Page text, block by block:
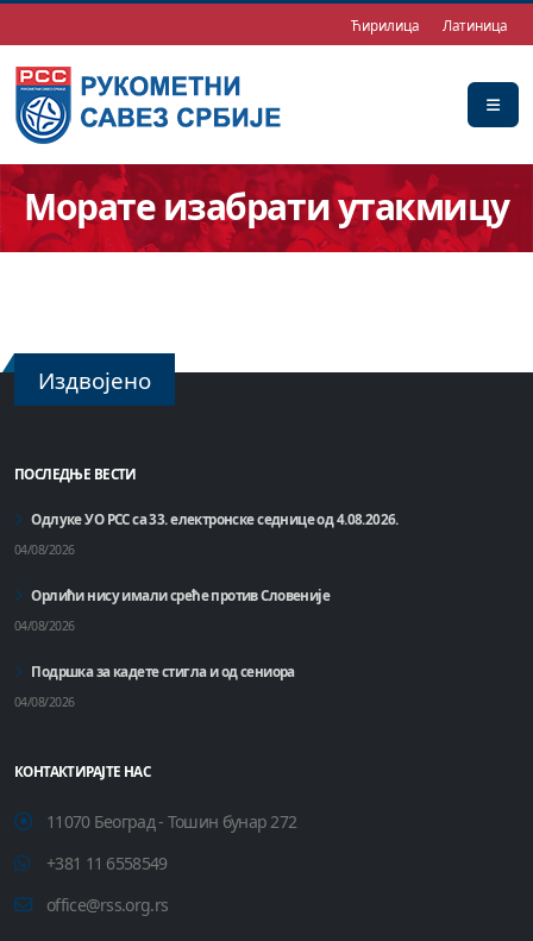
Ћирилица Латиница
Морате изабрати утакмицу
Издвојено
ПОСЛЕДЊЕ ВЕСТИ
Одлуке УО РСС са 33. електронске седнице од 4.08.2026.
04/08/2026
Орлићи нису имали среће против Словеније
04/08/2026
Подршка за кадете стигла и од сениора
04/08/2026
КОНТАКТИРАЈТЕ НАС
11070 Београд - Тошин бунар 272
+381 11 6558549
office@rss.org.rs